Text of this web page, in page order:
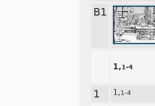
B1
1,1-4
1 1,1-4